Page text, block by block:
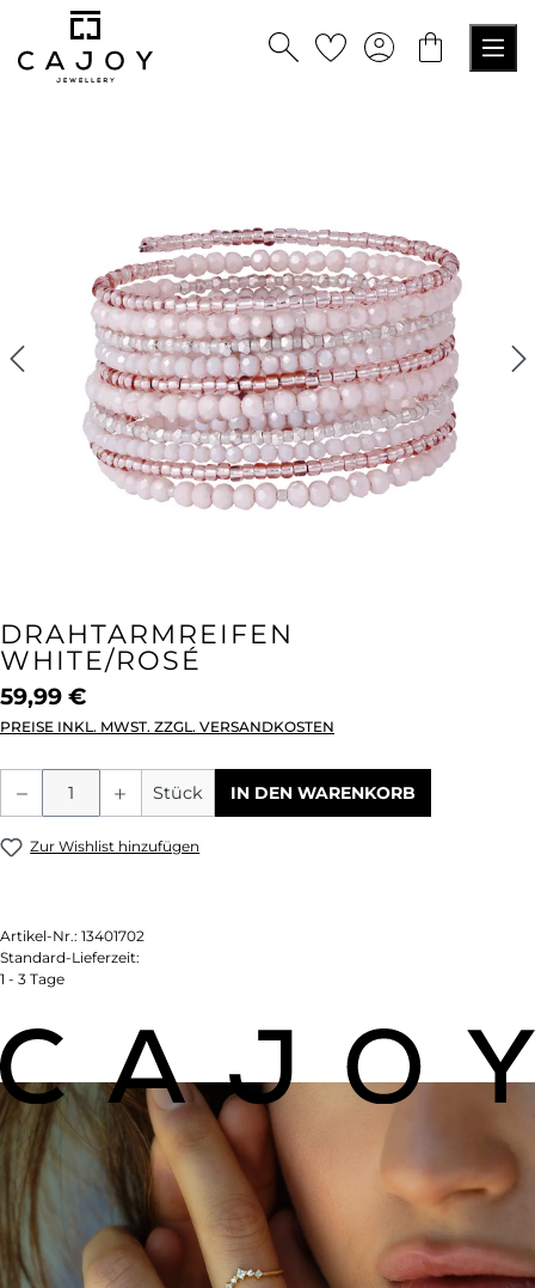
springen
DRAHTARMREIFEN
WHITE/ROSÉ
59,99 €
PREISE INKL. MWST. ZZGL. VERSANDKOSTEN
Produkt Anzahl: Gib den gewünschten
Stück IN DEN WARENKORB
Zur Wishlist hinzufügen
Artikel-Nr.: 13401702
Standard-Lieferzeit:
1 - 3 Tage